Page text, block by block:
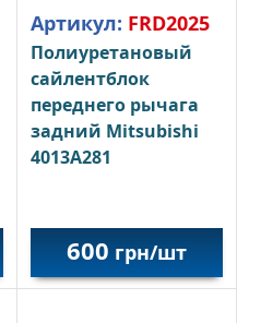
Артикул: FRD2025
Полиуретановый
сайлентблок
переднего рычага
задний Mitsubishi
4013A281
600 грн/шт